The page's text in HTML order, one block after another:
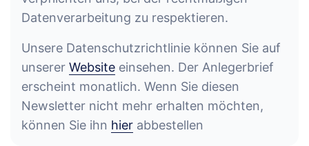
Datenverarbeitung zu respektieren.
Unsere Datenschutzrichtlinie können Sie auf
unserer Website einsehen. Der Anlegerbrief
erscheint monatlich. Wenn Sie diesen
Newsletter nicht mehr erhalten möchten,
können Sie ihn hier abbestellen